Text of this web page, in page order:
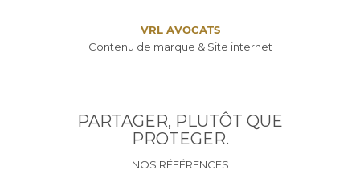
VRL AVOCATS
Contenu de marque & Site internet
PARTAGER, PLUTÔT QUE
PROTEGER.
NOS RÉFÉRENCES